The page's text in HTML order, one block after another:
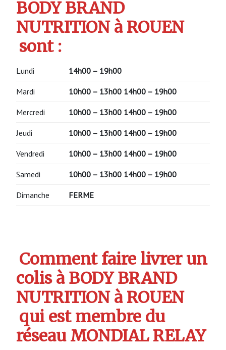
BODY BRAND
NUTRITION à ROUEN
sont :
Lundi 14h00 – 19h00
Mardi 10h00 – 13h00 14h00 – 19h00
Mercredi 10h00 – 13h00 14h00 – 19h00
Jeudi 10h00 – 13h00 14h00 – 19h00
Vendredi 10h00 – 13h00 14h00 – 19h00
Samedi 10h00 – 13h00 14h00 – 19h00
Dimanche FERME
Comment faire livrer un
colis à BODY BRAND
NUTRITION à ROUEN
qui est membre du
réseau MONDIAL RELAY